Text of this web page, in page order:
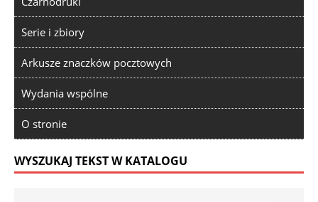
Serie i zbiory
Arkusze znaczków pocztowych
Wydania wspólne
O stronie
WYSZUKAJ TEKST W KATALOGU